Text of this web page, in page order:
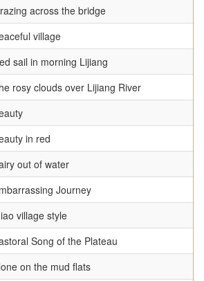
across the bridge
village
sail in morning Lijiang
rosy clouds over Lijiang River
in red
out of water
Journey
village style
Song of the Plateau
on the mud flats